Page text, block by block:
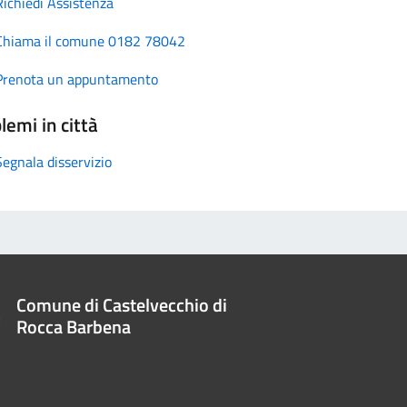
il comune 0182 78042
un appuntamento
in città
disservizio
Comune di Castelvecchio di
Rocca Barbena